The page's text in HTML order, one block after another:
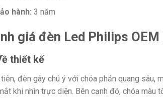
hành: 3 năm
giá đèn Led Philips
thiết kế
đèn gây chú ý với chóa phản quang sâu,
khi nhìn trực diện. Bên cạnh đó, chóa màu